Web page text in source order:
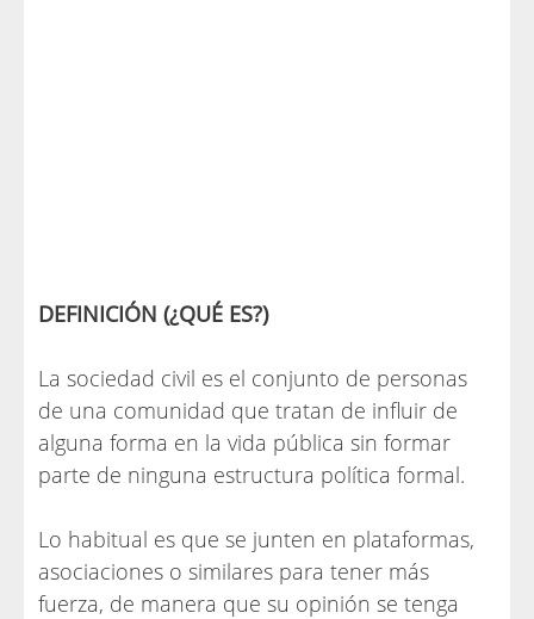
DEFINICIÓN (¿QUÉ ES?)
La sociedad civil es el conjunto de personas
de una comunidad que tratan de influir de
alguna forma en la vida pública sin formar
parte de ninguna estructura política formal.
Lo habitual es que se junten en plataformas,
asociaciones o similares para tener más
fuerza, de manera que su opinión se tenga